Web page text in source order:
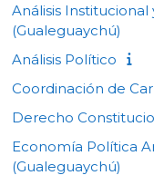
Análisis Institucional
(Gualeguaychú)
Análisis Político
Coordinación de
Derecho
Economía Política
(Gualeguaychú)